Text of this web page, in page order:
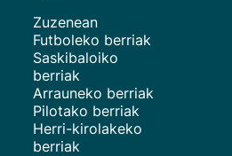
Zuzenean
Futboleko berriak
Saskibaloiko
berriak
Arrauneko berriak
Pilotako berriak
Herri-kirolakeko
berriak